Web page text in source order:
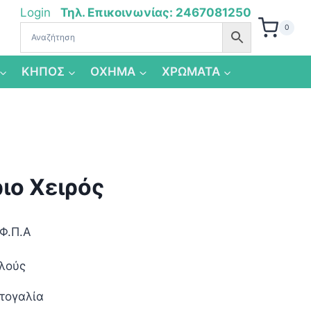
Login Τηλ. Επικοινωνίας: 2467081250
0
ΚΗΠΟΣ ΟΧΗΜΑ ΧΡΩΜΑΤΑ
Χειρός
Φ.Π.Α